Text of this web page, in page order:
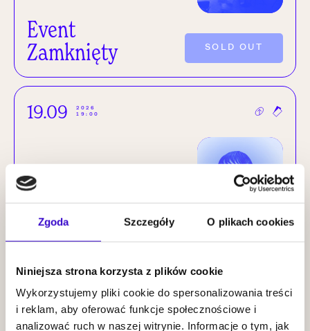
Zgoda Szczegóły O plikach cookies
Niniejsza strona korzysta z plików cookie
Wykorzystujemy pliki cookie do spersonalizowania treści
i reklam, aby oferować funkcje społecznościowe i
analizować ruch w naszej witrynie. Informacje o tym, jak
Event
Zamknięty
SOLD OUT
19.09
2026
19:00
Paulina
Przybysz |
Insides
20.09
19:00